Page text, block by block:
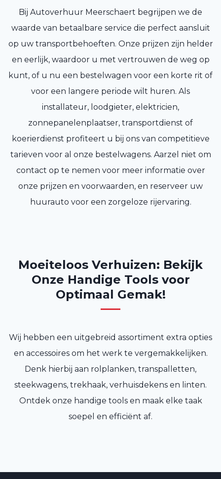
Bij Autoverhuur Meerschaert begrijpen we de
waarde van betaalbare service die perfect aansluit
op uw transportbehoeften. Onze prijzen zijn helder
en eerlijk, waardoor u met vertrouwen de weg op
kunt, of u nu een bestelwagen voor een korte rit of
voor een langere periode wilt huren. Als
installateur, loodgieter, elektricien,
zonnepanelenplaatser, transportdienst of
koerierdienst profiteert u bij ons van competitieve
tarieven voor al onze bestelwagens. Aarzel niet om
contact op te nemen voor meer informatie over
onze prijzen en voorwaarden, en reserveer uw
huurauto voor een zorgeloze rijervaring.
Moeiteloos Verhuizen: Bekijk
Onze Handige Tools voor
Optimaal Gemak!
Wij hebben een uitgebreid assortiment extra opties
en accessoires om het werk te vergemakkelijken.
Denk hierbij aan rolplanken, transpalletten,
steekwagens, trekhaak, verhuisdekens en linten.
Ontdek onze handige tools en maak elke taak
soepel en efficiënt af.